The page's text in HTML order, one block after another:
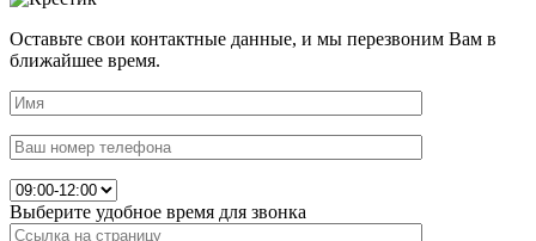
Оставьте свои контактные данные, и мы перезвоним Вам в
ближайшее время.
Выберите удобное время для звонка